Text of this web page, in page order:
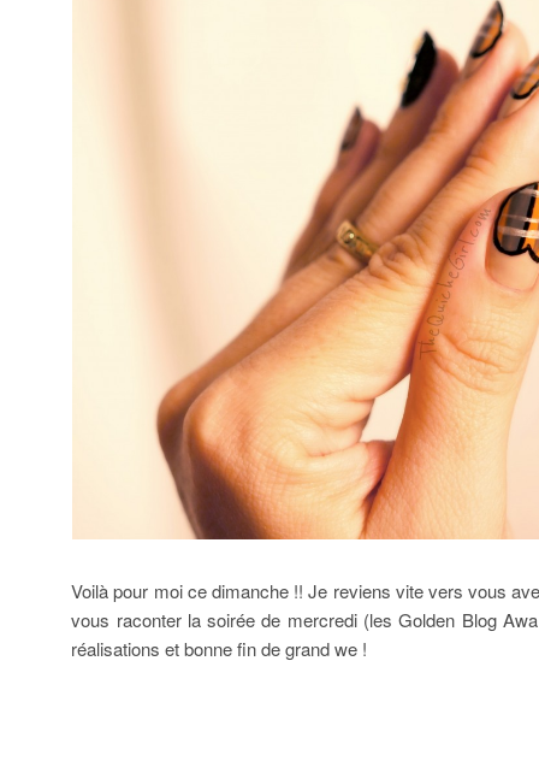
Voilà pour moi ce dimanche !! Je reviens vite vers vous
vous raconter la soirée de mercredi (les Golden Blog
réalisations et bonne fin de grand we !